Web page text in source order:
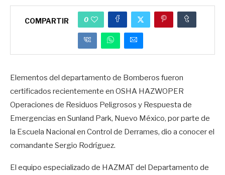
COMPARTIR 0
Elementos del departamento de Bomberos fueron
certificados recientemente en OSHA HAZWOPER
Operaciones de Residuos Peligrosos y Respuesta de
Emergencias en Sunland Park, Nuevo México, por parte de
la Escuela Nacional en Control de Derrames, dio a conocer el
comandante Sergio Rodríguez.
El equipo especializado de HAZMAT del Departamento de